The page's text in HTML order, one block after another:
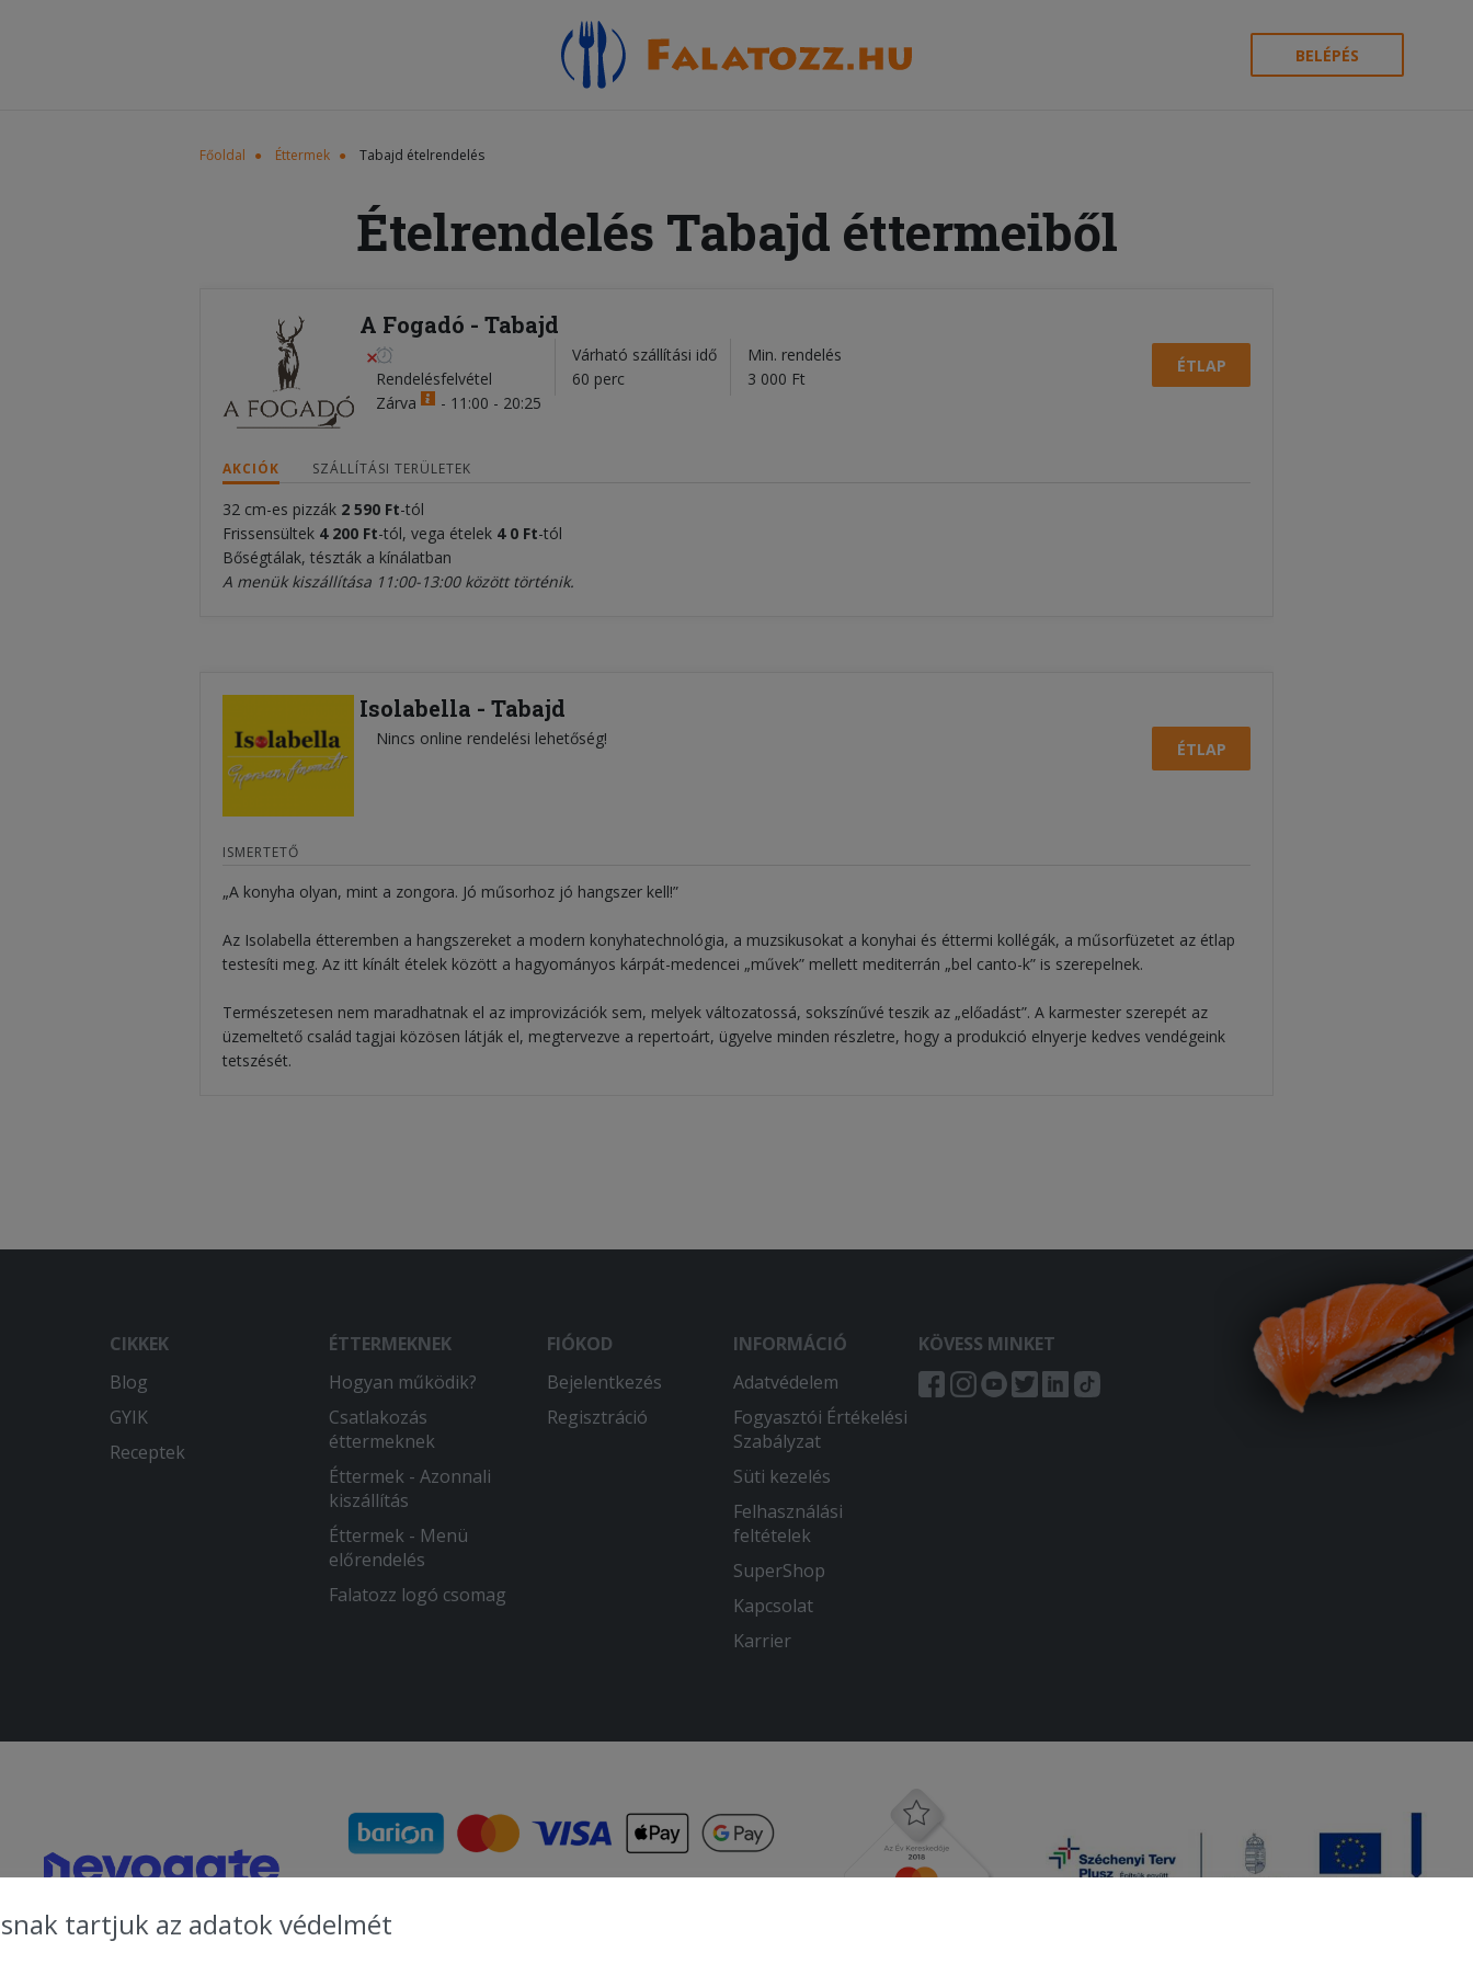
BELÉPÉS
Főoldal Éttermek Tabajd ételrendelés
Ételrendelés Tabajd éttermeiből
A Fogadó - Tabajd
Rendelésfelvétel
Zárva
- 11:00 - 20:25
Várható szállítási idő
60 perc
Min. rendelés
3 000 Ft
ÉTLAP
AKCIÓK SZÁLLÍTÁSI TERÜLETEK
32 cm-es pizzák 2 590 Ft-tól
Frissensültek 4 200 Ft-tól, vega ételek 4 0 Ft-tól
Bőségtálak, tészták a kínálatban
A menük kiszállítása 11:00-13:00 között történik.
Isolabella - Tabajd
Nincs online rendelési lehetőség!
ÉTLAP
ISMERTETŐ
„A konyha olyan, mint a zongora. Jó műsorhoz jó hangszer kell!”
Az Isolabella étteremben a hangszereket a modern konyhatechnológia, a muzsikusokat a konyhai és éttermi kollégák, a műsorfüzetet az étlap
testesíti meg. Az itt kínált ételek között a hagyományos kárpát-medencei „művek” mellett mediterrán „bel canto-k” is szerepelnek.
Természetesen nem maradhatnak el az improvizációk sem, melyek változatossá, sokszínűvé teszik az „előadást”. A karmester szerepét az
üzemeltető család tagjai közösen látják el, megtervezve a repertoárt, ügyelve minden részletre, hogy a produkció elnyerje kedves vendégeink
tetszését.
CIKKEK
Blog
GYIK
Receptek
ÉTTERMEKNEK
Hogyan működik?
Csatlakozás
éttermeknek
Éttermek - Azonnali
kiszállítás
Éttermek - Menü
előrendelés
Falatozz logó csomag
FIÓKOD
Bejelentkezés
Regisztráció
INFORMÁCIÓ
Adatvédelem
Fogyasztói Értékelési
Szabályzat
Süti kezelés
Felhasználási
feltételek
SuperShop
Kapcsolat
Karrier
KÖVESS MINKET
tartjuk az adatok védelmét